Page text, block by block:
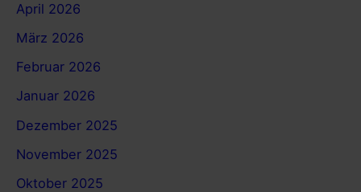
April 2026
März 2026
Februar 2026
Januar 2026
Dezember 2025
November 2025
Oktober 2025